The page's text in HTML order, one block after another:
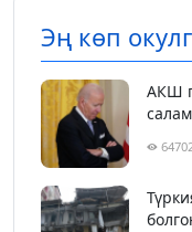
Эң көп
АКШ